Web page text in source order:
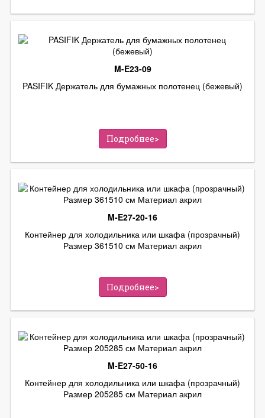
M-E23-09
PASIFIK Держатель для бумажных полотенец (бежевый)
Подробнее>
M-E27-20-16
Контейнер для холодильника или шкафа (прозрачный)
Размер 361510 см Материал акрил
Подробнее>
M-E27-50-16
Контейнер для холодильника или шкафа (прозрачный)
Размер 205285 см Материал акрил